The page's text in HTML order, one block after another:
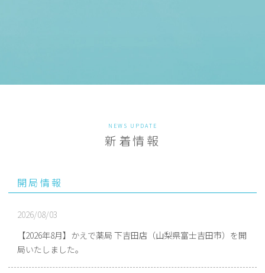
NEWS UPDATE
新着情報
開局情報
2026/08/03
【2026年8月】かえで薬局 下吉田店（山梨県富士吉田市）を開
局いたしました。